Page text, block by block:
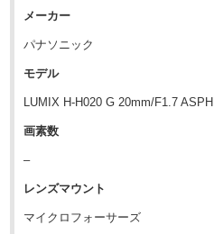
メーカー
パナソニック
モデル
LUMIX H-H020 G 20mm/F1.7 ASPH
画素数
–
レンズマウント
マイクロフォーサーズ